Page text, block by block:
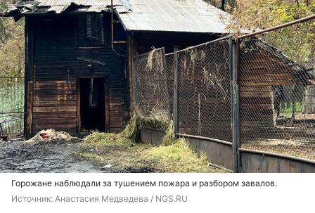
Горожане наблюдали за тушением пожара и разбором завалов.
Источник: Анастасия Медведева / NGS.RU